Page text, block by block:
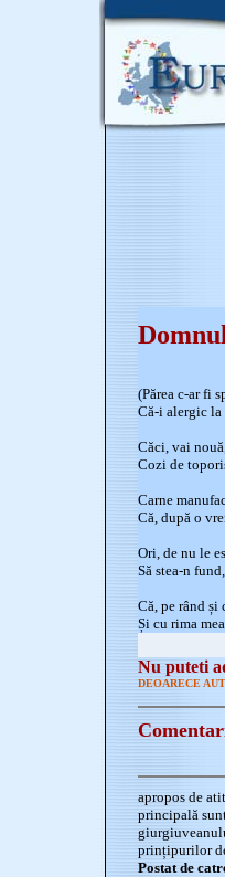
(Părea c-ar fi
Că-i alergic la
Căci, vai
Cozi de
Carne
Că, după o
Ori, de nu le
Să stea-n
Că, pe rând și
Și cu rima
Nu puteti
DEOARECE
apropos de
principală
prințipurilor
Postat de